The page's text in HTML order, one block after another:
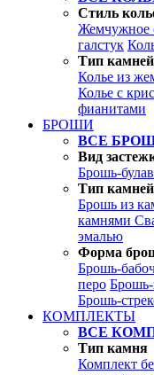
Стиль
Жемчужное
галстук
Тип камней
Колье из
Колье с
фианитами
БРОШИ
ВСЕ
Вид
Брошь-
Тип камней
Брошь из
камнями
эмалью
Форма
Брошь-
перо
Брошь-
КОМПЛЕКТЫ
ВСЕ
Тип камня
Комплект